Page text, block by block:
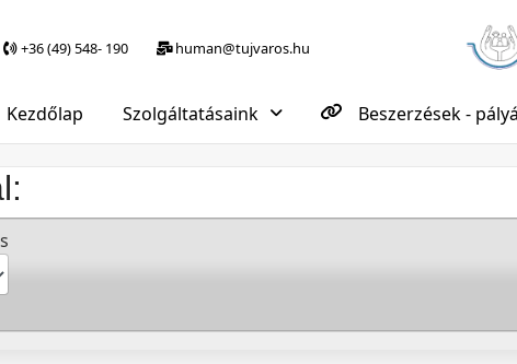
+36 (49) 548- 190 human@tujvaros.hu
Kezdőlap Szolgáltatásaink Beszerzések -